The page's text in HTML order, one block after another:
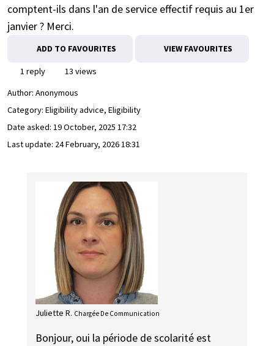
comptent-ils dans l'an de service effectif requis au 1er
janvier ? Merci.
ADD TO FAVOURITES VIEW FAVOURITES
1 reply
13 views
Author: Anonymous
Category: Eligibility advice, Eligibility
Date asked: 19 October, 2025 17:32
Last update: 24 February, 2026 18:31
Juliette R. Chargée De Communication
Bonjour, oui la période de scolarité est